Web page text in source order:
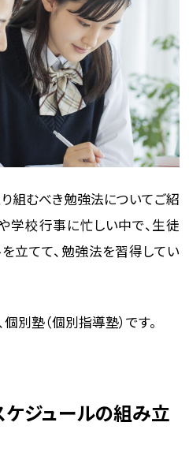
組むべき勉強法についてご紹
学校行事に忙しい中で、生徒
立てて、勉強法を習得してい
別塾（個別指導塾）です。
ジュールの組み立